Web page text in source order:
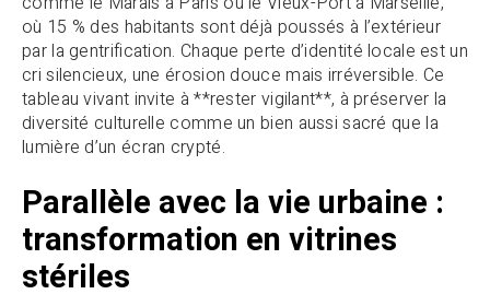
où 15 % des habitants sont déjà poussés à l’extérieur
par la gentrification. Chaque perte d’identité locale est un
cri silencieux, une érosion douce mais irréversible. Ce
tableau vivant invite à **rester vigilant**, à préserver la
diversité culturelle comme un bien aussi sacré que la
lumière d’un écran crypté.
Parallèle avec la vie urbaine :
transformation en vitrines
stériles